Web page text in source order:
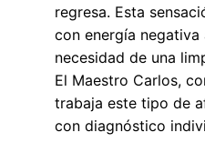
regresa. Esta
con energía
necesidad de una
El Maestro Carlos,
trabaja este tipo de
con diagnóstico